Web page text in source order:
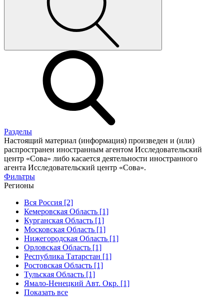
Разделы
Настоящий материал (информация) произведен и (или)
распространен иностранным агентом Исследовательский
центр «Сова» либо касается деятельности иностранного
агента Исследовательский центр «Сова».
Фильтры
Регионы
Вся Россия [2]
Кемеровская Область [1]
Курганская Область [1]
Московская Область [1]
Нижегородская Область [1]
Орловская Область [1]
Республика Татарстан [1]
Ростовская Область [1]
Тульская Область [1]
Ямало-Ненецкий Авт. Окр. [1]
Показать все